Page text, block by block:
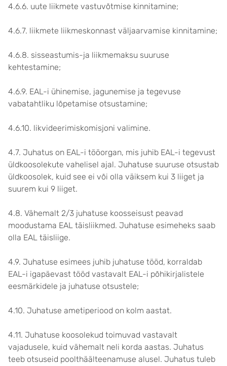
4.6.6. uute liikmete vastuvõtmise kinnitamine;
4.6.7. liikmete liikmeskonnast väljaarvamise kinnitamine;
4.6.8. sisseastumis-ja liikmemaksu suuruse
kehtestamine;
4.6.9. EAL-i ühinemise, jagunemise ja tegevuse
vabatahtliku lõpetamise otsustamine;
4.6.10. likvideerimiskomisjoni valimine.
4.7. Juhatus on EAL-i tööorgan, mis juhib EAL-i tegevust
üldkoosolekute vahelisel ajal. Juhatuse suuruse otsustab
üldkoosolek, kuid see ei või olla väiksem kui 3 liiget ja
suurem kui 9 liiget.
4.8. Vähemalt 2/3 juhatuse koosseisust peavad
moodustama EAL täisliikmed. Juhatuse esimeheks saab
olla EAL täisliige.
4.9. Juhatuse esimees juhib juhatuse tööd, korraldab
EAL-i igapäevast tööd vastavalt EAL-i põhikirjalistele
eesmärkidele ja juhatuse otsustele;
4.10. Juhatuse ametiperiood on kolm aastat.
4.11. Juhatuse koosolekud toimuvad vastavalt
vajadusele, kuid vähemalt neli korda aastas. Juhatus
teeb otsuseid poolthäälteenamuse alusel. Juhatus tuleb